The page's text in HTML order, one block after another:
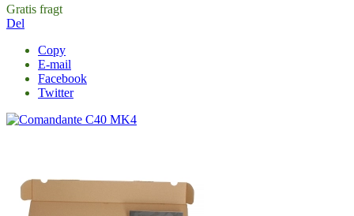
Gratis fragt
Del
Copy
E-mail
Facebook
Twitter